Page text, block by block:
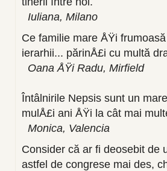
Iuliana, Milano
Ce familie mare ÅŸi
ierarhii... părinÅ£i cu multă
Oana ÅŸi Radu, Mirfield
Întâlnirile Nepsis sunt un
mulÅ£i ani ÅŸi la cât mai
Monica, Valencia
Consider că ar fi deosebit de
astfel de congrese mai des,